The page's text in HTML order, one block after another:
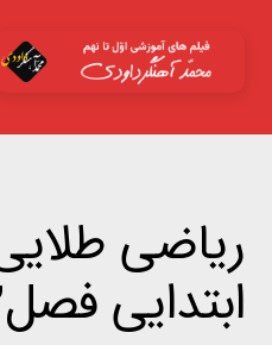
خانه
دوم
سوم
ریاضی
ابتدایی فصل2